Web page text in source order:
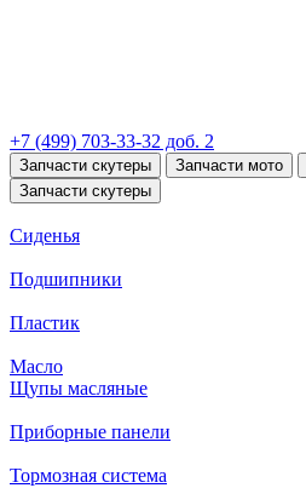
+7 (499) 703-33-32 доб. 2
Запчасти скутеры Запчасти мото
Запчасти скутеры
Сиденья
Подшипники
Пластик
Масло
Щупы масляные
Приборные панели
Тормозная система